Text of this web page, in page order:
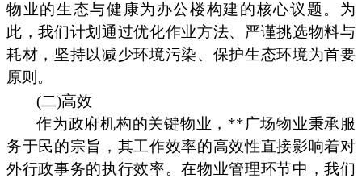
物业的生态与健康为办公楼构建的核心议题。为
此，我们计划通过优化作业方法、严谨挑选物料与
耗材，坚持以减少环境污染、保护生态环境为首要
原则。
(二)高效
作为政府机构的关键物业，**广场物业秉承服
务于民的宗旨，其工作效率的高效性直接影响着对
外行政事务的执行效率。在物业管理环节中，我们